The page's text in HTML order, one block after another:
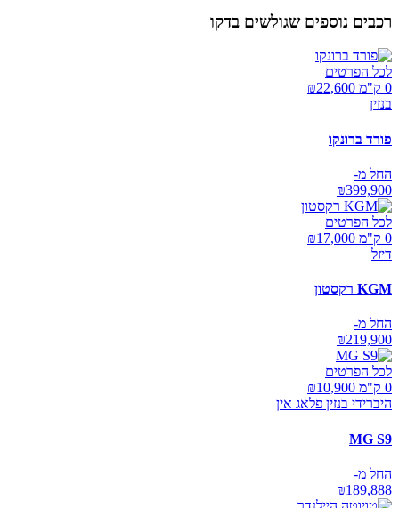
רכבים נוספים שגולשים בדקו
לכל הפרטים
0 ק"מ ₪
22,600
בנזין
פורד ברונקו
החל מ-
₪399,900
לכל הפרטים
0 ק"מ ₪
17,000
דיזל
KGM רקסטון
החל מ-
₪219,900
לכל הפרטים
0 ק"מ ₪
10,900
היברידי בנזין פלאג אין
MG S9
החל מ-
₪189,888